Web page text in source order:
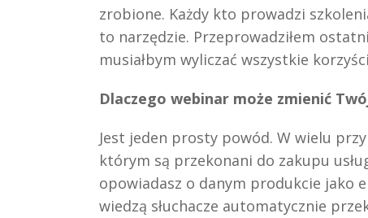
zrobione. Każdy kto prowadzi
to narzędzie. Przeprowadziłem
musiałbym wyliczać wszystkie
Dlaczego webinar może zmienić
Jest jeden prosty powód. W wielu
którym są przekonani do zakupu
opowiadasz o danym produkcie jako
wiedzą słuchacze automatycznie